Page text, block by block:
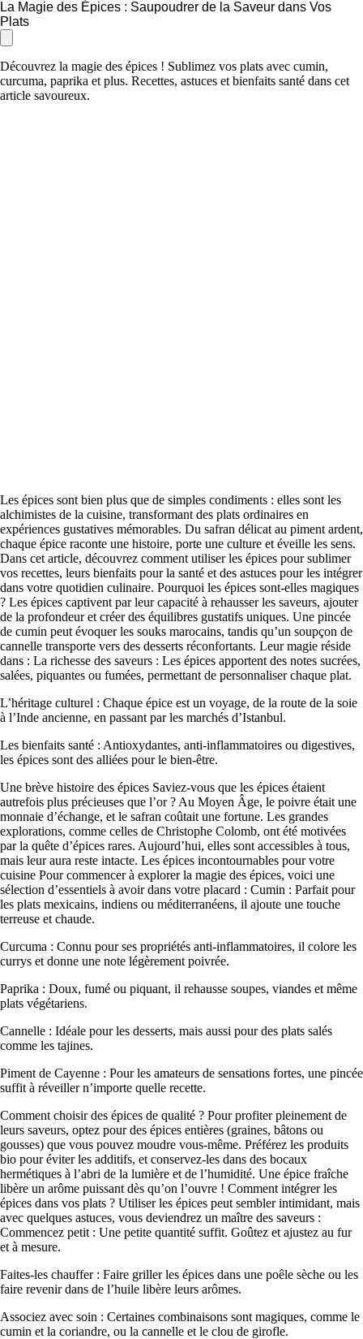
La Magie des Épices : Saupoudrer de la Saveur dans Vos
Plats
Découvrez la magie des épices ! Sublimez vos plats avec cumin,
curcuma, paprika et plus. Recettes, astuces et bienfaits santé dans cet
article savoureux.
Les épices sont bien plus que de simples condiments : elles sont les
alchimistes de la cuisine, transformant des plats ordinaires en
expériences gustatives mémorables. Du safran délicat au piment ardent,
chaque épice raconte une histoire, porte une culture et éveille les sens.
Dans cet article, découvrez comment utiliser les épices pour sublimer
vos recettes, leurs bienfaits pour la santé et des astuces pour les intégrer
dans votre quotidien culinaire. Pourquoi les épices sont-elles magiques
? Les épices captivent par leur capacité à rehausser les saveurs, ajouter
de la profondeur et créer des équilibres gustatifs uniques. Une pincée
de cumin peut évoquer les souks marocains, tandis qu’un soupçon de
cannelle transporte vers des desserts réconfortants. Leur magie réside
dans : La richesse des saveurs : Les épices apportent des notes sucrées,
salées, piquantes ou fumées, permettant de personnaliser chaque plat.
L’héritage culturel : Chaque épice est un voyage, de la route de la soie
à l’Inde ancienne, en passant par les marchés d’Istanbul.
Les bienfaits santé : Antioxydantes, anti-inflammatoires ou digestives,
les épices sont des alliées pour le bien-être.
Une brève histoire des épices Saviez-vous que les épices étaient
autrefois plus précieuses que l’or ? Au Moyen Âge, le poivre était une
monnaie d’échange, et le safran coûtait une fortune. Les grandes
explorations, comme celles de Christophe Colomb, ont été motivées
par la quête d’épices rares. Aujourd’hui, elles sont accessibles à tous,
mais leur aura reste intacte. Les épices incontournables pour votre
cuisine Pour commencer à explorer la magie des épices, voici une
sélection d’essentiels à avoir dans votre placard : Cumin : Parfait pour
les plats mexicains, indiens ou méditerranéens, il ajoute une touche
terreuse et chaude.
Curcuma : Connu pour ses propriétés anti-inflammatoires, il colore les
currys et donne une note légèrement poivrée.
Paprika : Doux, fumé ou piquant, il rehausse soupes, viandes et même
plats végétariens.
Cannelle : Idéale pour les desserts, mais aussi pour des plats salés
comme les tajines.
Piment de Cayenne : Pour les amateurs de sensations fortes, une pincée
suffit à réveiller n’importe quelle recette.
Comment choisir des épices de qualité ? Pour profiter pleinement de
leurs saveurs, optez pour des épices entières (graines, bâtons ou
gousses) que vous pouvez moudre vous-même. Préférez les produits
bio pour éviter les additifs, et conservez-les dans des bocaux
hermétiques à l’abri de la lumière et de l’humidité. Une épice fraîche
libère un arôme puissant dès qu’on l’ouvre ! Comment intégrer les
épices dans vos plats ? Utiliser les épices peut sembler intimidant, mais
avec quelques astuces, vous deviendrez un maître des saveurs :
Commencez petit : Une petite quantité suffit. Goûtez et ajustez au fur
et à mesure.
Faites-les chauffer : Faire griller les épices dans une poêle sèche ou les
faire revenir dans de l’huile libère leurs arômes.
Associez avec soin : Certaines combinaisons sont magiques, comme le
cumin et la coriandre, ou la cannelle et le clou de girofle.